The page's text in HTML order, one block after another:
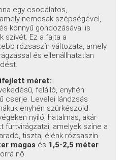
egy csodálatos,
nemcsak szépségével,
könnyű gondozásával is
szívét. Ez a fajta a
rózsaszín változata, amely
és ellenállhatatlan
méret:
felálló, enyhén
cserje. Levelei lándzsás
enyhén szürkészöld.
nyíló, hatalmas, akár
fürtvirágzatai, amelyek színe a
tiszta, élénk rózsaszín.
magas és 1,5-2,5 méter
nő.